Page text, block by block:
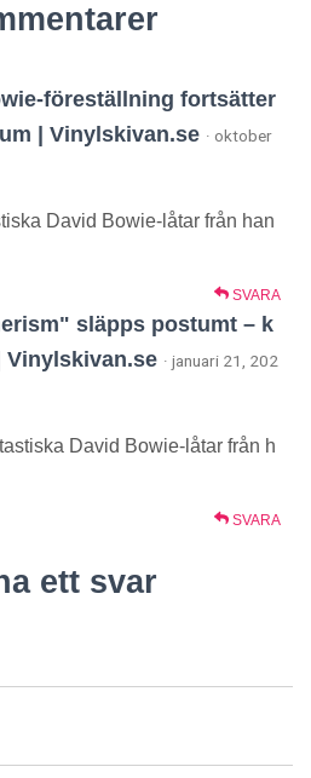
föreställning fortsätter
| Vinylskivan.se · oktober
David Bowie-låtar från han
SVARA
släpps postumt – k
Vinylskivan.se · januari 21, 202
David Bowie-låtar från h
SVARA
ett svar